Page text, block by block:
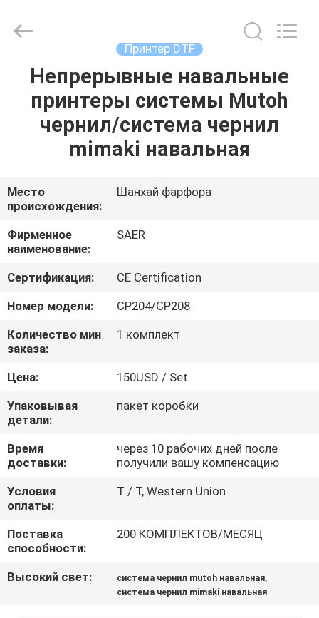
ГЛАВНАЯ
СТРАНИЦА
ПРОДУКЦИЯ
РОЛИКИ
О
КОМПАНИИ
НАША
ФАБРИКА
КОНТРОЛЬ
КАЧЕСТВА
КОНТАКТНЫЕ
ДАННЫЕ
НОВОСТИ
СЛУЧАИ
Supplier
Принтер DTF
Непрерывные навальные
принтеры системы Mutoh
чернил/система чернил
mimaki навальная
Место
происхождения:
Шанхай фарфора
Фирменное
наименование:
SAER
Сертификация:
CE Certification
Номер модели:
СР204/СР208
Количество мин
заказа:
1 комплект
Цена:
150USD / Set
Упаковывая
детали:
пакет коробки
Время
доставки:
через 10 рабочих дней после
получили вашу компенсацию
Условия
оплаты:
T / T, Western Union
Поставка
способности:
200 КОМПЛЕКТОВ/МЕСЯЦ
Высокий свет: система чернил mutoh навальная,
система чернил mimaki навальная